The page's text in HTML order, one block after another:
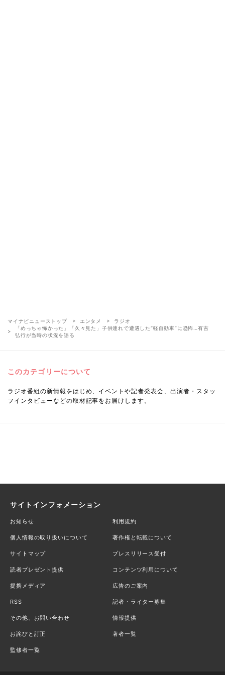
マイナビニューストップ エンタメ
ラジオ
「めっちゃ怖かった」「久々見た」子供連れで遭遇した“軽自動車”に恐怖…有吉
弘行が当時の状況を語る
このカテゴリーについて
ラジオ番組の新情報をはじめ、イベントや記者発表会、出演者・スタッ
フインタビューなどの取材記事をお届けします。
サイトインフォメーション
お知らせ 利用規約
個人情報の取り扱いについて 著作権と転載について
サイトマップ プレスリリース受付
読者プレゼント提供 コンテンツ利用について
提携メディア 広告のご案内
RSS 記者・ライター募集
その他、お問い合わせ 情報提供
お詫びと訂正 著者一覧
監修者一覧